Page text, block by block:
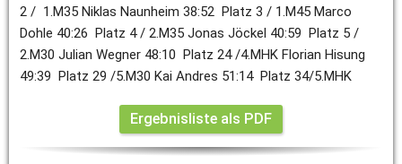
2 /  1.M35 Niklas Naunheim 38:52  Platz 3 / 1.M45 Marco
Dohle 40:26  Platz 4 / 2.M35 Jonas Jöckel 40:59  Platz 5 /
2.M30 Julian Wegner 48:10  Platz 24 /4.MHK Florian Hisung
49:39  Platz 29 /5.M30 Kai Andres 51:14  Platz 34/5.MHK
Ergebnisliste als PDF